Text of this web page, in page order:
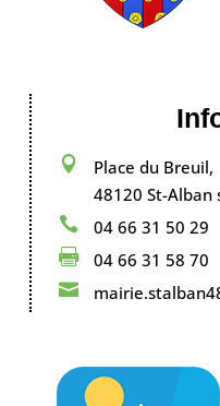

Place du Breuil,
48120 St-Alban
 04 66 31 50 29
 04 66 31 58 70
